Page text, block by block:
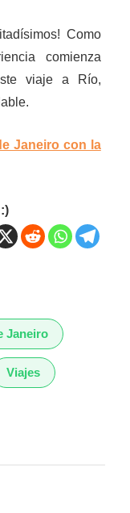
Como
comienza
viaje a Río,
Janeiro con la
Janeiro
Viajes